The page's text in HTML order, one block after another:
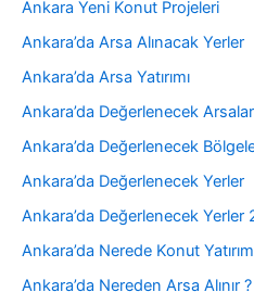
Ankara Yeni Konut Projeleri
Ankara’da Arsa Alınacak Yerler
Ankara’da Arsa Yatırımı
Ankara’da Değerlenecek Arsalar
Ankara’da Değerlenecek
Ankara’da Değerlenecek Yerler
Ankara’da Değerlenecek Yerler
Ankara’da Nerede Konut
Ankara’da Nereden Arsa Alınır ?